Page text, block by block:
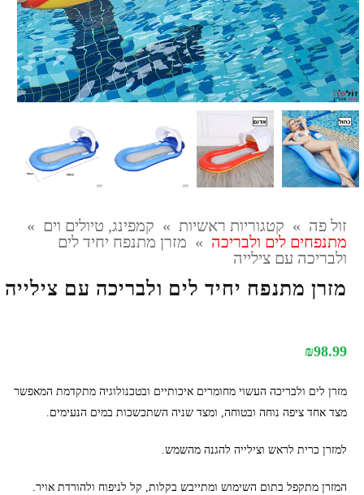
זול פה » קטגוריות ראשיות » קמפינג, טיולים וים »
מתנפחים לים ולבריכה » מזרן מתנפח יחיד לים
ולבריכה עם צילייה
מזרן מתנפח יחיד לים ולבריכה עם צילייה
₪98.99
מזרן לים ולבריכה העשוי מחומרים איכותיים ובטכנולוגיה מתקדמת המאפשר
מצד אחד ציפה נוחה ובטוחה, ומצד שניה השתכשכות במים הנעימים.
למזרן כרית לראש וצילייה להגנה מהשמש.
המזרן מתקפל בתום השימוש ומתייבש בקלות, קל לניפוח ולהורדת אויר.